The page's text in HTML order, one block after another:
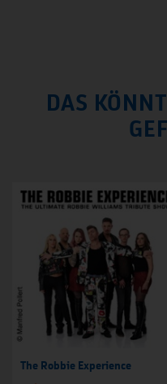
DAS
The Robbie Experience